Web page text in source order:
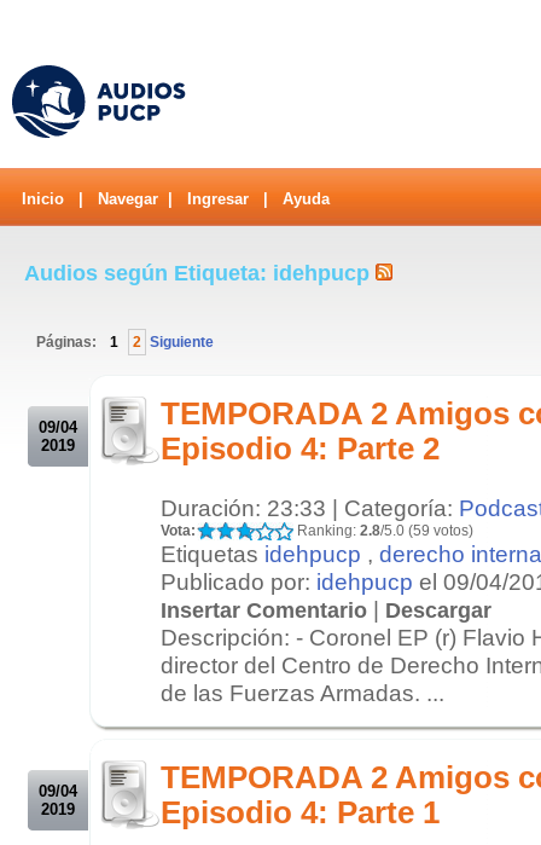
Inicio Navegar Ingresar Ayuda
Audios según Etiqueta: idehpucp
Páginas: 1 2 Siguiente
09/04
2019
TEMPORADA 2 Amigos
Episodio 4: Parte 2
Duración: 23:33 | Categoría:
Vota: Ranking: 2.8/5.0 (59 votos)
Etiquetas idehpucp , derecho
Publicado por: idehpucp el 09/04/
Insertar Comentario | Descargar
Descripción: - Coronel EP (r) Flavio
director del Centro de Derecho
de las Fuerzas Armadas. ...
09/04
2019
TEMPORADA 2 Amigos
Episodio 4: Parte 1